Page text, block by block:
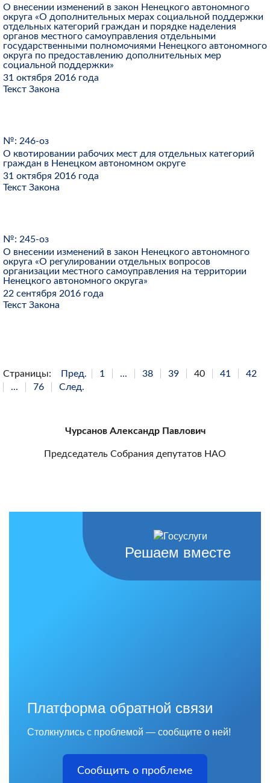
О внесении изменений в закон Ненецкого автономного
округа «О дополнительных мерах социальной поддержки
отдельных категорий граждан и порядке наделения
органов местного самоуправления отдельными
государственными полномочиями Ненецкого автономного
округа по предоставлению дополнительных мер
социальной поддержки»
31 октября 2016 года
Текст Закона
№: 246-оз
О квотировании рабочих мест для отдельных категорий
граждан в Ненецком автономном округе
31 октября 2016 года
Текст Закона
№: 245-оз
О внесении изменений в закон Ненецкого автономного
округа «О регулировании отдельных вопросов
организации местного самоуправления на территории
Ненецкого автономного округа»
22 сентября 2016 года
Текст Закона
Страницы: Пред. 1 ... 38 39 40 41
42
...
76 След.
Чурсанов Александр Павлович
Председатель Собрания депутатов НАО
Решаем вместе
Платформа обратной связи
Столкнулись с проблемой — сообщите о ней!
Сообщить о проблеме